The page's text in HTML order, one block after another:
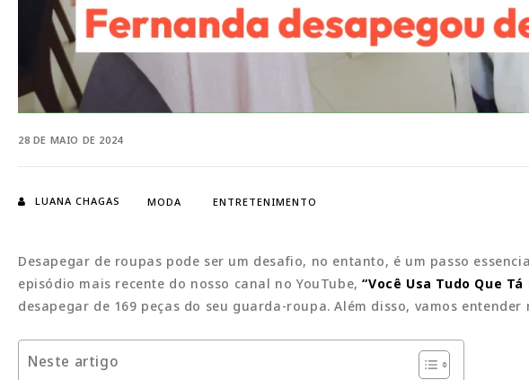
28 DE MAIO DE 2024
LUANA CHAGAS MODA ENTRETENIMENTO
Desapegar de roupas pode ser um desafio, no entanto, é um passo
episódio mais recente do nosso canal no YouTube,“Você Usa Tudo Que
desapegar de 169 peças do seu guarda-roupa. Além disso, vamos
Neste artigo